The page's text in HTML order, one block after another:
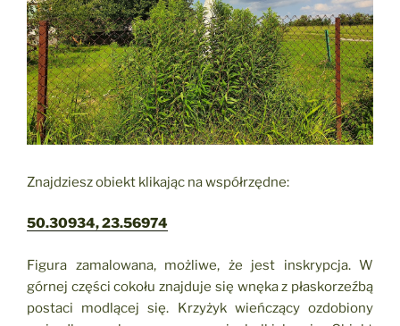
Znajdziesz obiekt klikając na współrzędne:
50.30934, 23.56974
Figura zamalowana, możliwe, że jest inskrypcja. W
górnej części cokołu znajduje się wnęka z płaskorzeźbą
postaci modlącej się. Krzyżyk wieńczący ozdobiony